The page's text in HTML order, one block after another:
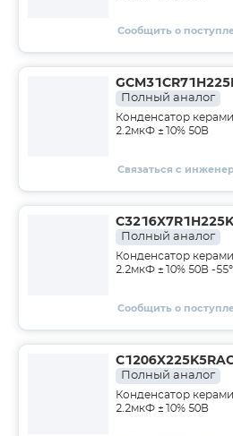
Сообщить о
Полный аналог
Конденсатор
2.2мкФ ±10% 50В
Связаться с
Полный аналог
Конденсатор
2.2мкФ ±10% 50В -
Сообщить о
Полный аналог
Конденсатор
2.2мкФ ±10% 50В